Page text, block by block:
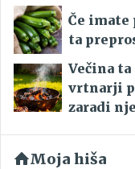
Če imate
ta
Večina
vrtnarji
zaradi
Moja hiša